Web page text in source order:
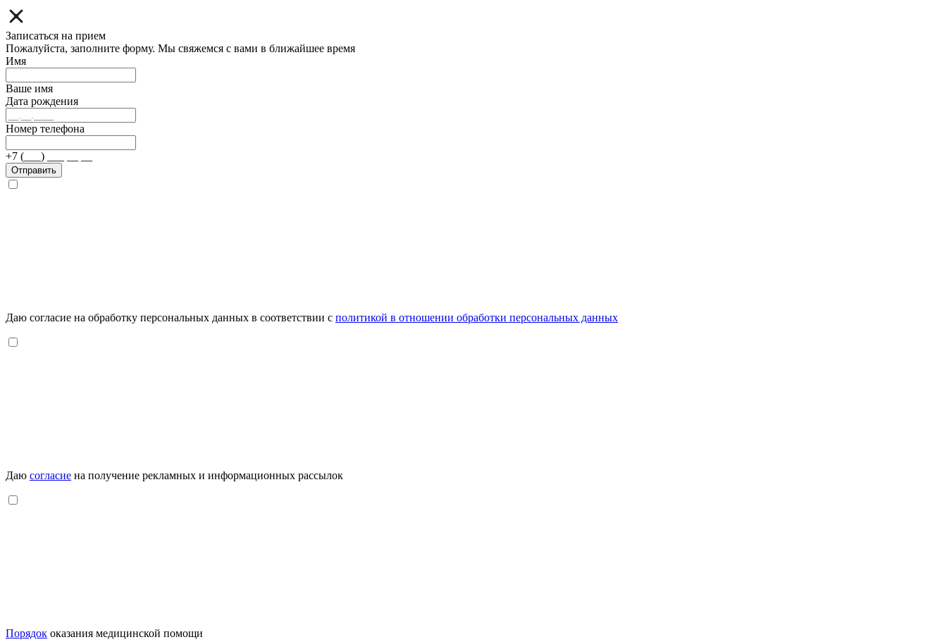
Записаться на прием
Пожалуйста, заполните форму. Мы свяжемся с вами в ближайшее время
Имя
Ваше имя
Дата рождения
Номер телефона
+7 (___) ___ __ __
Отправить
Даю согласие на обработку персональных данных в соответствии с политикой в отношении обработки персональных данных
Даю согласие на получение рекламных и информационных рассылок
Порядок оказания медицинской помощи